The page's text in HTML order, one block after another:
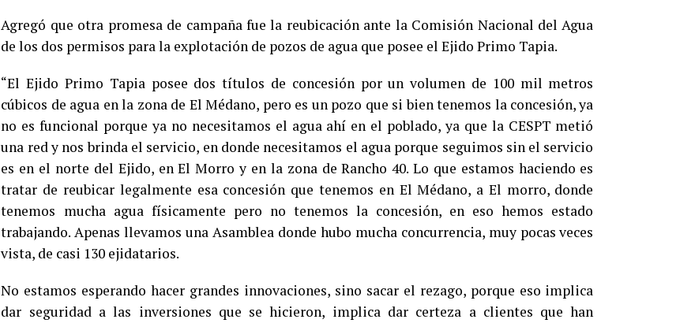
Agregó que otra promesa de campaña fue la reubicación ante la Comisión Nacional del Agua
de los dos permisos para la explotación de pozos de agua que posee el Ejido Primo Tapia.
“El Ejido Primo Tapia posee dos títulos de concesión por un volumen de 100 mil metros
cúbicos de agua en la zona de El Médano, pero es un pozo que si bien tenemos la concesión, ya
no es funcional porque ya no necesitamos el agua ahí en el poblado, ya que la CESPT metió
una red y nos brinda el servicio, en donde necesitamos el agua porque seguimos sin el servicio
es en el norte del Ejido, en El Morro y en la zona de Rancho 40. Lo que estamos haciendo es
tratar de reubicar legalmente esa concesión que tenemos en El Médano, a El morro, donde
tenemos mucha agua físicamente pero no tenemos la concesión, en eso hemos estado
trabajando. Apenas llevamos una Asamblea donde hubo mucha concurrencia, muy pocas veces
vista, de casi 130 ejidatarios.
No estamos esperando hacer grandes innovaciones, sino sacar el rezago, porque eso implica
dar seguridad a las inversiones que se hicieron, implica dar certeza a clientes que han